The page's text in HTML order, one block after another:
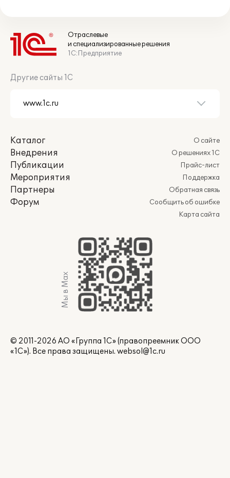
Отраслевые
и специализированные решения
1С:Предприятие
Другие сайты 1С
Каталог
Внедрения
Публикации
Мероприятия
Партнеры
Форум
О сайте
О решениях 1С
Прайс-лист
Поддержка
Обратная связь
Сообщить об ошибке
Карта сайта
Мы в Max
© 2011-2026 АО «Группа 1С» (правопреемник ООО
«1С»). Все права защищены. websol@1c.ru